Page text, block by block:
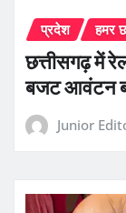
प्रदेश हमर
छत्तीसगढ़ में
बजट आवंटन
Junior